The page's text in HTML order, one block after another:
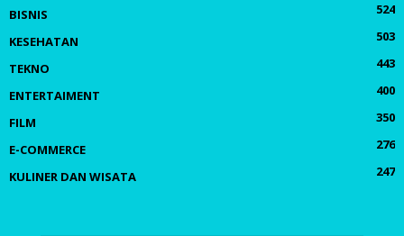
BISNIS
524
KESEHATAN
503
TEKNO
443
ENTERTAIMENT
400
FILM
350
E-COMMERCE
276
KULINER DAN WISATA
247